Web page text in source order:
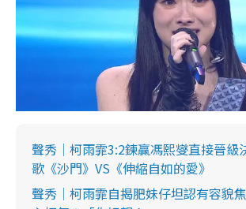
聲秀｜柯雨霏3:2鍊贏馮熙燮直接晉級
歌《沙門》VS《伸縮自如的愛》
聲秀｜柯雨霏自揭肥妹仔坦認有容貌